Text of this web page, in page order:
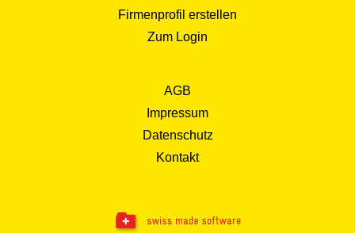
Firmenprofil erstellen
Zum Login
AGB
Impressum
Datenschutz
Kontakt